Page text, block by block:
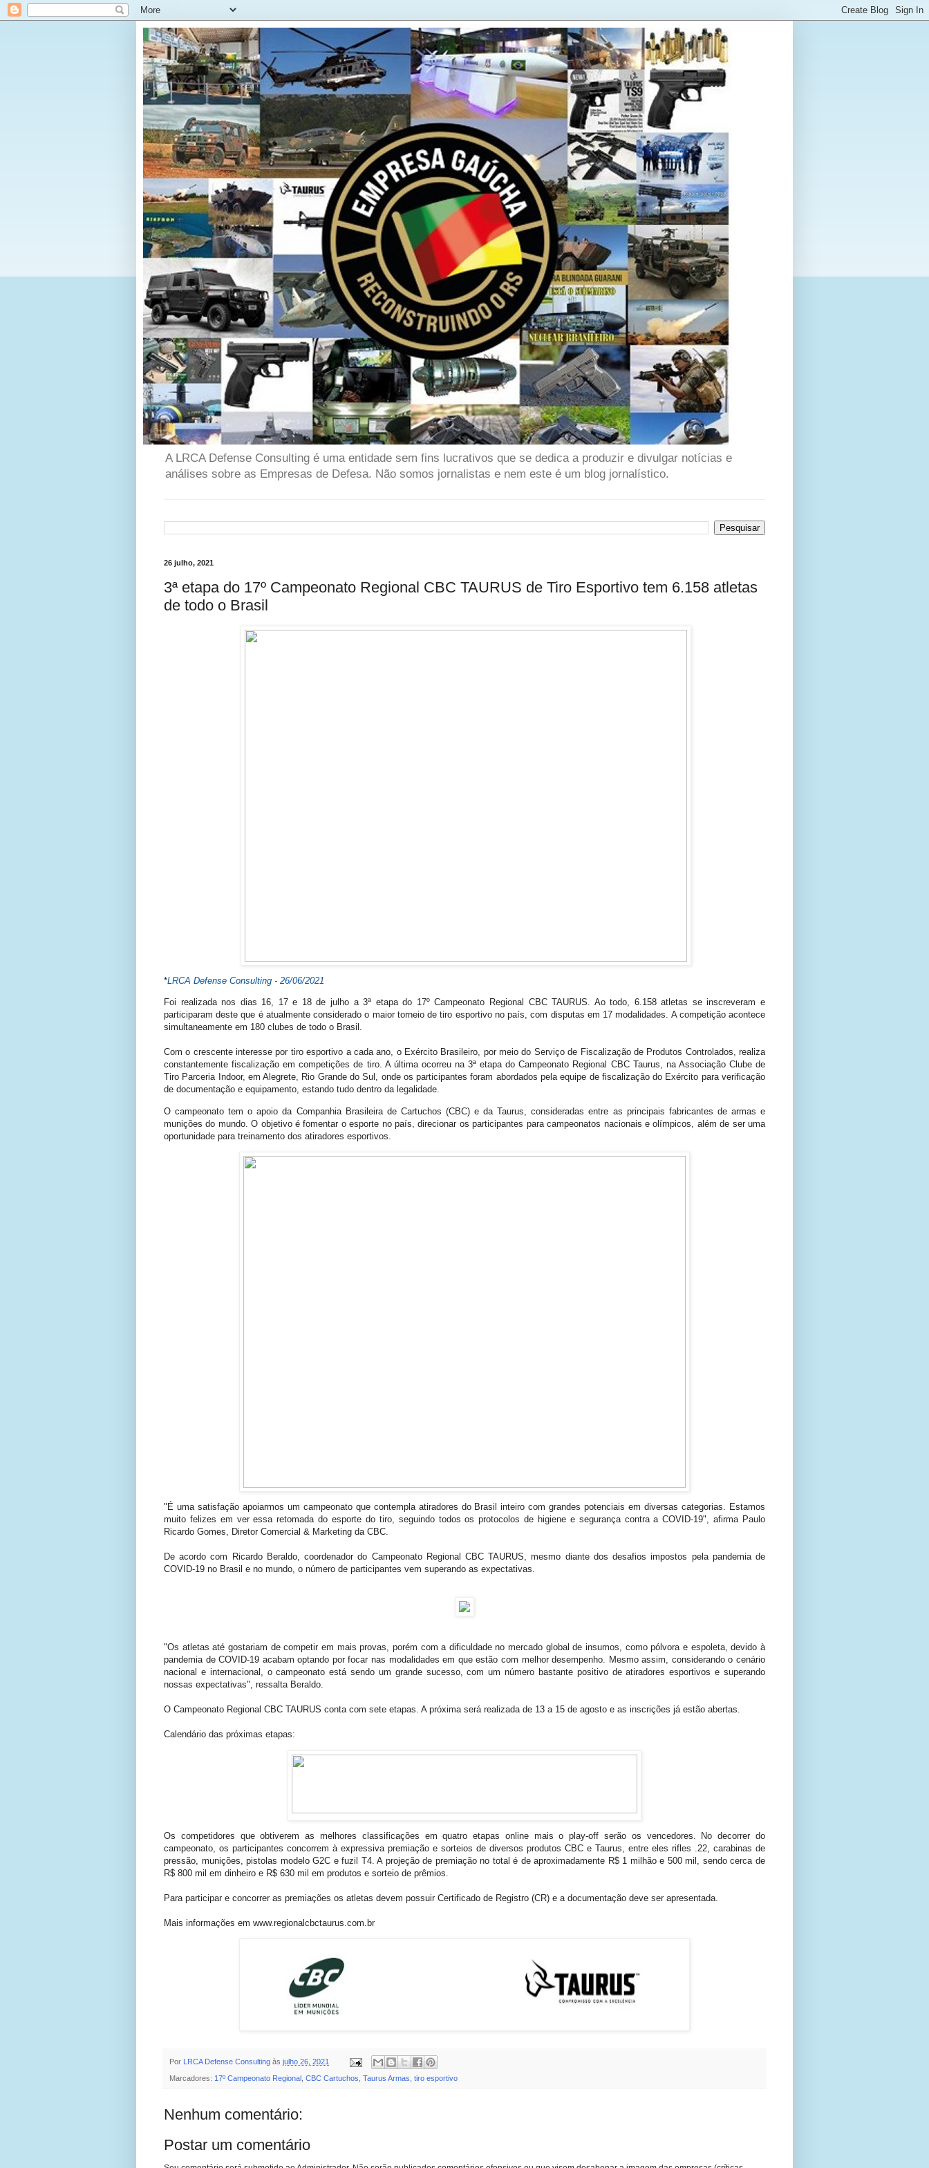
A LRCA Defense Consulting é uma entidade sem fins lucrativos que se dedica a produzir e divulgar notícias e
análises sobre as Empresas de Defesa. Não somos jornalistas e nem este é um blog jornalístico.
26 julho, 2021
3ª etapa do 17º Campeonato Regional CBC TAURUS de Tiro Esportivo tem 6.158 atletas
de todo o Brasil
*LRCA Defense Consulting - 26/06/2021
Foi realizada nos dias 16, 17 e 18 de julho a 3ª etapa do 17º Campeonato Regional CBC TAURUS. Ao todo, 6.158 atletas se inscreveram e
participaram deste que é atualmente considerado o maior torneio de tiro esportivo no país, com disputas em 17 modalidades. A competição acontece
simultaneamente em 180 clubes de todo o Brasil.
Com o crescente interesse por tiro esportivo a cada ano, o Exército Brasileiro, por meio do Serviço de Fiscalização de Produtos Controlados, realiza
constantemente fiscalização em competições de tiro. A última ocorreu na 3ª etapa do Campeonato Regional CBC Taurus, na Associação Clube de
Tiro Parceria Indoor, em Alegrete, Rio Grande do Sul, onde os participantes foram abordados pela equipe de fiscalização do Exército para verificação
de documentação e equipamento, estando tudo dentro da legalidade.
O campeonato tem o apoio da Companhia Brasileira de Cartuchos (CBC) e da Taurus, consideradas entre as principais fabricantes de armas e
munições do mundo. O objetivo é fomentar o esporte no país, direcionar os participantes para campeonatos nacionais e olímpicos, além de ser uma
oportunidade para treinamento dos atiradores esportivos.
"É uma satisfação apoiarmos um campeonato que contempla atiradores do Brasil inteiro com grandes potenciais em diversas categorias. Estamos
muito felizes em ver essa retomada do esporte do tiro, seguindo todos os protocolos de higiene e segurança contra a COVID-19", afirma Paulo
Ricardo Gomes, Diretor Comercial & Marketing da CBC.
De acordo com Ricardo Beraldo, coordenador do Campeonato Regional CBC TAURUS, mesmo diante dos desafios impostos pela pandemia de
COVID-19 no Brasil e no mundo, o número de participantes vem superando as expectativas.
"Os atletas até gostariam de competir em mais provas, porém com a dificuldade no mercado global de insumos, como pólvora e espoleta, devido à
pandemia de COVID-19 acabam optando por focar nas modalidades em que estão com melhor desempenho. Mesmo assim, considerando o cenário
nacional e internacional, o campeonato está sendo um grande sucesso, com um número bastante positivo de atiradores esportivos e superando
nossas expectativas", ressalta Beraldo.
O Campeonato Regional CBC TAURUS conta com sete etapas. A próxima será realizada de 13 a 15 de agosto e as inscrições já estão abertas.
Calendário das próximas etapas:
Os competidores que obtiverem as melhores classificações em quatro etapas online mais o play-off serão os vencedores. No decorrer do
campeonato, os participantes concorrem à expressiva premiação e sorteios de diversos produtos CBC e Taurus, entre eles rifles .22, carabinas de
pressão, munições, pistolas modelo G2C e fuzil T4. A projeção de premiação no total é de aproximadamente R$ 1 milhão e 500 mil, sendo cerca de
R$ 800 mil em dinheiro e R$ 630 mil em produtos e sorteio de prêmios.
Para participar e concorrer as premiações os atletas devem possuir Certificado de Registro (CR) e a documentação deve ser apresentada.
Mais informações em www.regionalcbctaurus.com.br
Por LRCA Defense Consulting às julho 26, 2021
Marcadores: 17º Campeonato Regional CBC Cartuchos Taurus Armas tiro esportivo
Nenhum comentário:
Postar um comentário